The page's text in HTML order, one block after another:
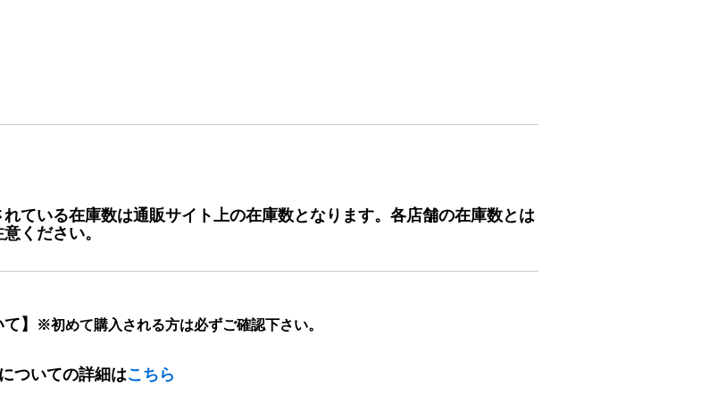
ている在庫数は通販サイト上の在庫数となります。各店舗の在庫数とは
ください。
】 ※初めて購入される方は必ずご確認下さい。
ついての詳細はこちら